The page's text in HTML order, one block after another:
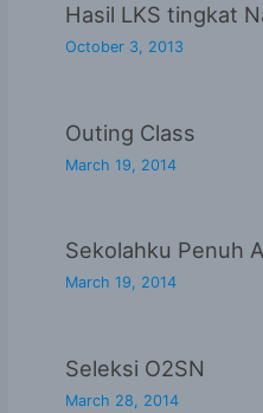
Hasil LKS tingkat
October 3, 2013
Outing Class
March 19, 2014
Sekolahku Penuh
March 19, 2014
Seleksi O2SN
March 28, 2014